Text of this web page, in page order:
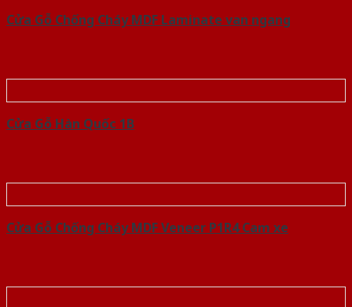
Cửa Gỗ Chống Cháy MDF Laminate van ngang
Cửa Gỗ Hàn Quốc 1B
Cửa Gỗ Chống Cháy MDF Veneer P1R4 Cam xe